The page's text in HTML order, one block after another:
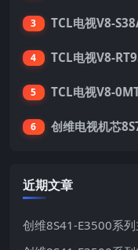
3
4
5
6 创维电视机芯
近期文章
创维8S41-E3500系